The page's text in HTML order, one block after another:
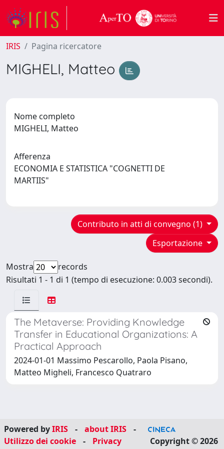
IRIS Pagina ricercatore
MIGHELI, Matteo
Nome completo
MIGHELI, Matteo
Afferenza
ECONOMIA E STATISTICA "COGNETTI DE
MARTIIS"
Contributo in atti di convegno (1)
Esportazione
Mostra
records
Risultati 1 - 1 di 1 (tempo di esecuzione: 0.003 secondi).
The Metaverse: Providing Knowledge
Transfer in Educational Organizations: A
Practical Approach
2024-01-01 Massimo Pescarollo, Paola Pisano,
Matteo Migheli, Francesco Quatraro
Powered byIRIS - about IRIS
-
Utilizzo dei cookie
- Privacy Copyright © 2026